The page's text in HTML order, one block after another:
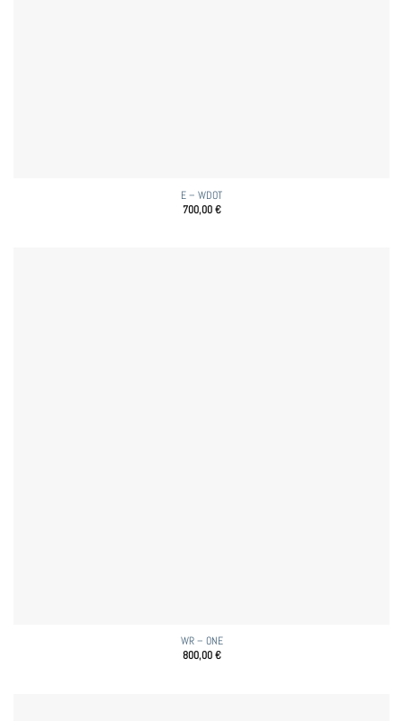
E – WDOT
700,00€
WR – ONE
800,00€